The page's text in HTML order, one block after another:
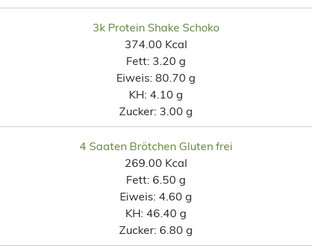
3k Protein Shake Schoko
374.00 Kcal
Fett: 3.20 g
Eiweis: 80.70 g
KH: 4.10 g
Zucker: 3.00 g
4 Saaten Brötchen Gluten frei
269.00 Kcal
Fett: 6.50 g
Eiweis: 4.60 g
KH: 46.40 g
Zucker: 6.80 g